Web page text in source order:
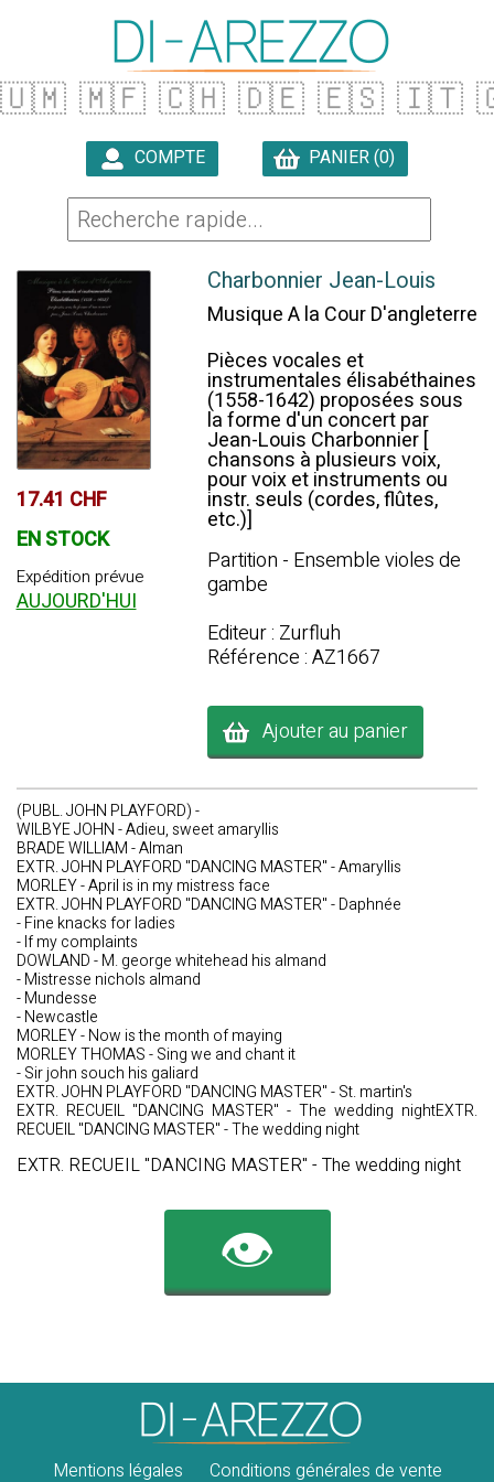
🇺🇲 🇲🇫 🇨🇭 🇩🇪 🇪🇸 🇮🇹
COMPTE PANIER (0)
17.41 CHF
EN STOCK
Expédition prévue
AUJOURD'HUI
Charbonnier Jean-Louis
Musique A la Cour D'angleterre
Pièces vocales et
instrumentales élisabéthaines
(1558-1642) proposées sous
la forme d'un concert par
Jean-Louis Charbonnier [
chansons à plusieurs voix,
pour voix et instruments ou
instr. seuls (cordes, flûtes,
etc.)]
Partition - Ensemble violes de
gambe
Editeur : Zurfluh
Référence : AZ1667
Ajouter au panier
(PUBL. JOHN PLAYFORD) -
WILBYE JOHN - Adieu, sweet amaryllis
BRADE WILLIAM - Alman
EXTR. JOHN PLAYFORD "DANCING MASTER" - Amaryllis
MORLEY - April is in my mistress face
EXTR. JOHN PLAYFORD "DANCING MASTER" - Daphnée
- Fine knacks for ladies
- If my complaints
DOWLAND - M. george whitehead his almand
- Mistresse nichols almand
- Mundesse
- Newcastle
MORLEY - Now is the month of maying
MORLEY THOMAS - Sing we and chant it
- Sir john souch his galiard
EXTR. JOHN PLAYFORD "DANCING MASTER" - St. martin's
EXTR. RECUEIL "DANCING MASTER" - The wedding nightEXTR.
RECUEIL "DANCING MASTER" - The wedding night
EXTR. RECUEIL "DANCING MASTER" - The wedding night
👁️
Mentions légales Conditions générales de vente